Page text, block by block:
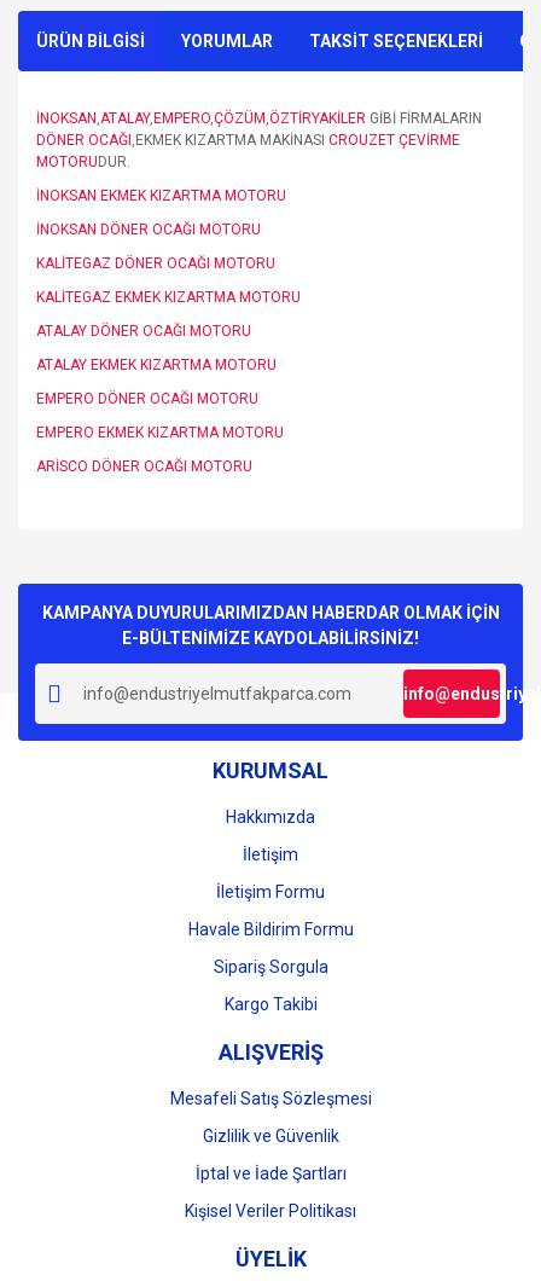
ÜRÜN BİLGİSİ YORUMLAR TAKSİT SEÇENEKLERİ
İNOKSAN ,ATALAY, EMPERO,ÇÖZÜM ,ÖZTİRYAKİLER GİBİ FİRMALARIN
DÖNER OCAĞI ,EKMEK KIZARTMA MAKİNASI CROUZET ÇEVİRME
MOTORU DUR.
İNOKSAN EKMEK KIZARTMA MOTORU
İNOKSAN DÖNER OCAĞI MOTORU
KALİTEGAZ DÖNER OCAĞI MOTORU
KALİTEGAZ EKMEK KIZARTMA MOTORU
ATALAY DÖNER OCAĞI MOTORU
ATALAY EKMEK KIZARTMA MOTORU
EMPERO DÖNER OCAĞI MOTORU
EMPERO EKMEK KIZARTMA MOTORU
ARİSCO DÖNER OCAĞI MOTORU
Yorum Yaz
kullanarak tarafımıza iletebilirsiniz.
Görüş ve önerileriniz için teşekkür ederiz.
Ürün resmi kalitesiz, bozuk veya görüntülenemiyor.
Ürün açıklamasında eksik bilgiler bulunuyor.
Ürün bilgilerinde hatalar bulunuyor.
Ürün fiyatı diğer sitelerden daha pahalı.
Gönder
KAMPANYA DUYURULARIMIZDAN HABERDAR OLMAK İÇİN
E-BÜLTENİMİZE KAYDOLABİLİRSİNİZ!
KURUMSAL
Hakkımızda
İletişim
İletişim Formu
Havale Bildirim Formu
Sipariş Sorgula
Kargo Takibi
ALIŞVERİŞ
Mesafeli Satış Sözleşmesi
Gizlilik ve Güvenlik
İptal ve İade Şartları
Kişisel Veriler Politikası
ÜYELİK